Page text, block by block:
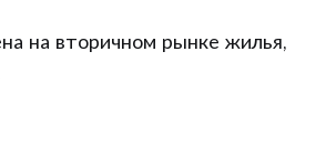
на вторичном рынке жилья,